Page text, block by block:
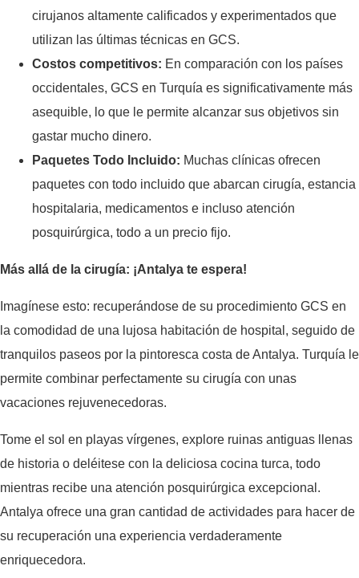
cirujanos altamente calificados y experimentados que
utilizan las últimas técnicas en GCS.
Costos competitivos: En comparación con los países
occidentales, GCS en Turquía es significativamente más
asequible, lo que le permite alcanzar sus objetivos sin
gastar mucho dinero.
Paquetes Todo Incluido: Muchas clínicas ofrecen
paquetes con todo incluido que abarcan cirugía, estancia
hospitalaria, medicamentos e incluso atención
posquirúrgica, todo a un precio fijo.
Más allá de la cirugía: ¡Antalya te espera!
Imagínese esto: recuperándose de su procedimiento GCS en
la comodidad de una lujosa habitación de hospital, seguido de
tranquilos paseos por la pintoresca costa de Antalya. Turquía le
permite combinar perfectamente su cirugía con unas
vacaciones rejuvenecedoras.
Tome el sol en playas vírgenes, explore ruinas antiguas llenas
de historia o deléitese con la deliciosa cocina turca, todo
mientras recibe una atención posquirúrgica excepcional.
Antalya ofrece una gran cantidad de actividades para hacer de
su recuperación una experiencia verdaderamente
enriquecedora.